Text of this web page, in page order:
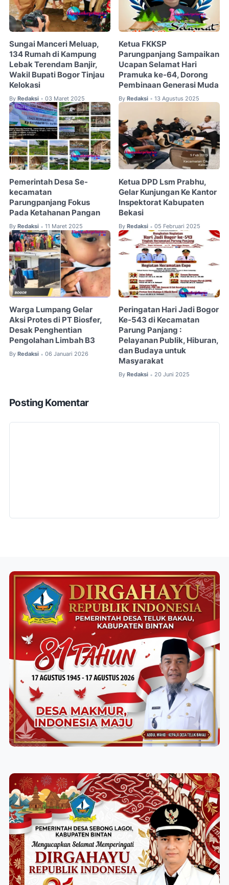
Sungai Manceri Meluap,
134 Rumah di Kampung
Lebak Terendam Banjir,
Wakil Bupati Bogor Tinjau
Kelokasi
By Redaksi • 03 Maret 2025
Ketua FKKSP
Parungpanjang Sampaikan
Ucapan Selamat Hari
Pramuka ke-64, Dorong
Pembinaan Generasi Muda
By Redaksi • 13 Agustus 2025
Pemerintah Desa Se-
kecamatan
Parungpanjang Fokus
Pada Ketahanan Pangan
By Redaksi • 11 Maret 2025
Ketua DPD Lsm Prabhu,
Gelar Kunjungan Ke Kantor
Inspektorat Kabupaten
Bekasi
By Redaksi • 05 Februari 2025
Warga Lumpang Gelar
Aksi Protes di PT Biosfer,
Desak Penghentian
Pengolahan Limbah B3
By Redaksi • 06 Januari 2026
Peringatan Hari Jadi Bogor
Ke-543 di Kecamatan
Parung Panjang :
Pelayanan Publik, Hiburan,
dan Budaya untuk
Masyarakat
By Redaksi • 20 Juni 2025
Posting Komentar